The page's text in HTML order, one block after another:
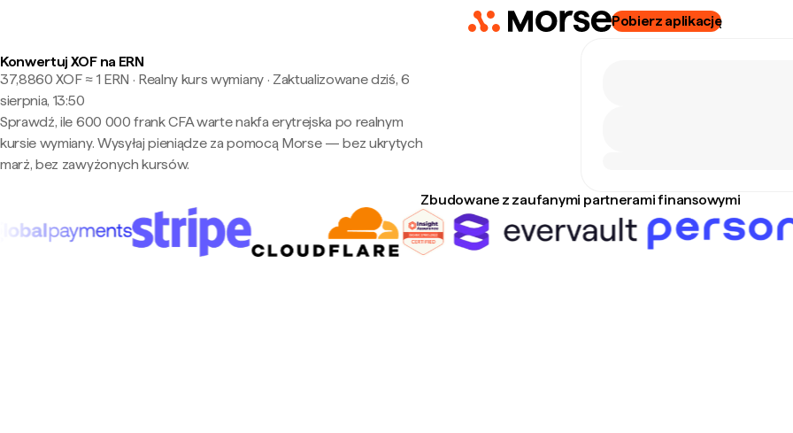
Pobierz aplikację
Konwertuj XOF na ERN
37,8860 XOF ≈ 1 ERN · Realny kurs wymiany· Zaktualizowane dziś, 6
sierpnia, 13:50
Sprawdź, ile 600 000 frank CFA warte nakfa erytrejska po realnym
kursie wymiany. Wysyłaj pieniądze za pomocą Morse — bez ukrytych
marż, bez zawyżonych kursów.
Zbudowane z zaufanymi partnerami finansowymi